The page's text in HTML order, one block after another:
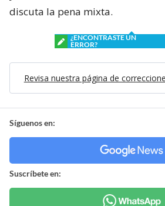
discuta la pena mixta.
¿ENCONTRASTE UN
ERROR?
Revisa nuestra página de
Síguenos en:
Suscríbete en: